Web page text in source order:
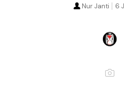
6
Nur Janti